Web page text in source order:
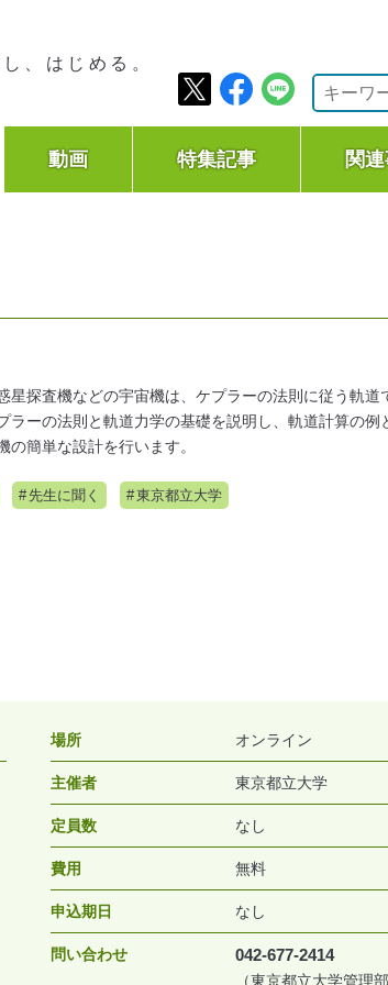
、はじめる。
動画 特集記事 関
星探査機などの宇宙機は、ケプラーの法則に従う軌道
ラーの法則と軌道力学の基礎を説明し、軌道計算の例
の簡単な設計を行います。
先生に聞く 東京都立大学
場所 オンライン
主催者 東京都立大学
定員数 なし
費用 無料
申込期日 なし
問い合わせ 042-677-2414
（東京都立大学管理